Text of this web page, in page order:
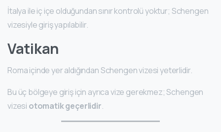
İtalya ile iç içe olduğundan sınır kontrolü yoktur; Schengen
vizesiyle giriş yapılabilir.
Vatikan
Roma içinde yer aldığından Schengen vizesi yeterlidir.
Bu üç bölgeye giriş için ayrıca vize gerekmez; Schengen
vizesi otomatik geçerlidir.